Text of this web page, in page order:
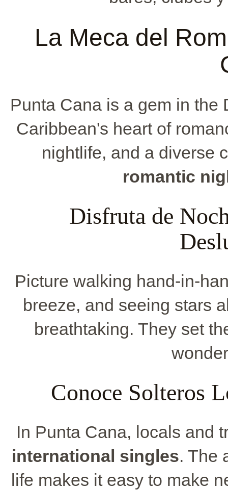
La Meca del
Punta Cana is a gem in the
Caribbean's heart of
nightlife, and a diverse
romantic
Disfruta de
Picture walking hand-in-
breeze, and seeing stars
breathtaking. They set
Conoce Solteros
In Punta Cana, locals and
international singles. The
life makes it easy to make